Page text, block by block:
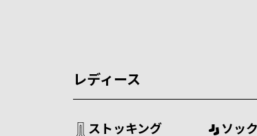
レディース
ストッキング ソッ